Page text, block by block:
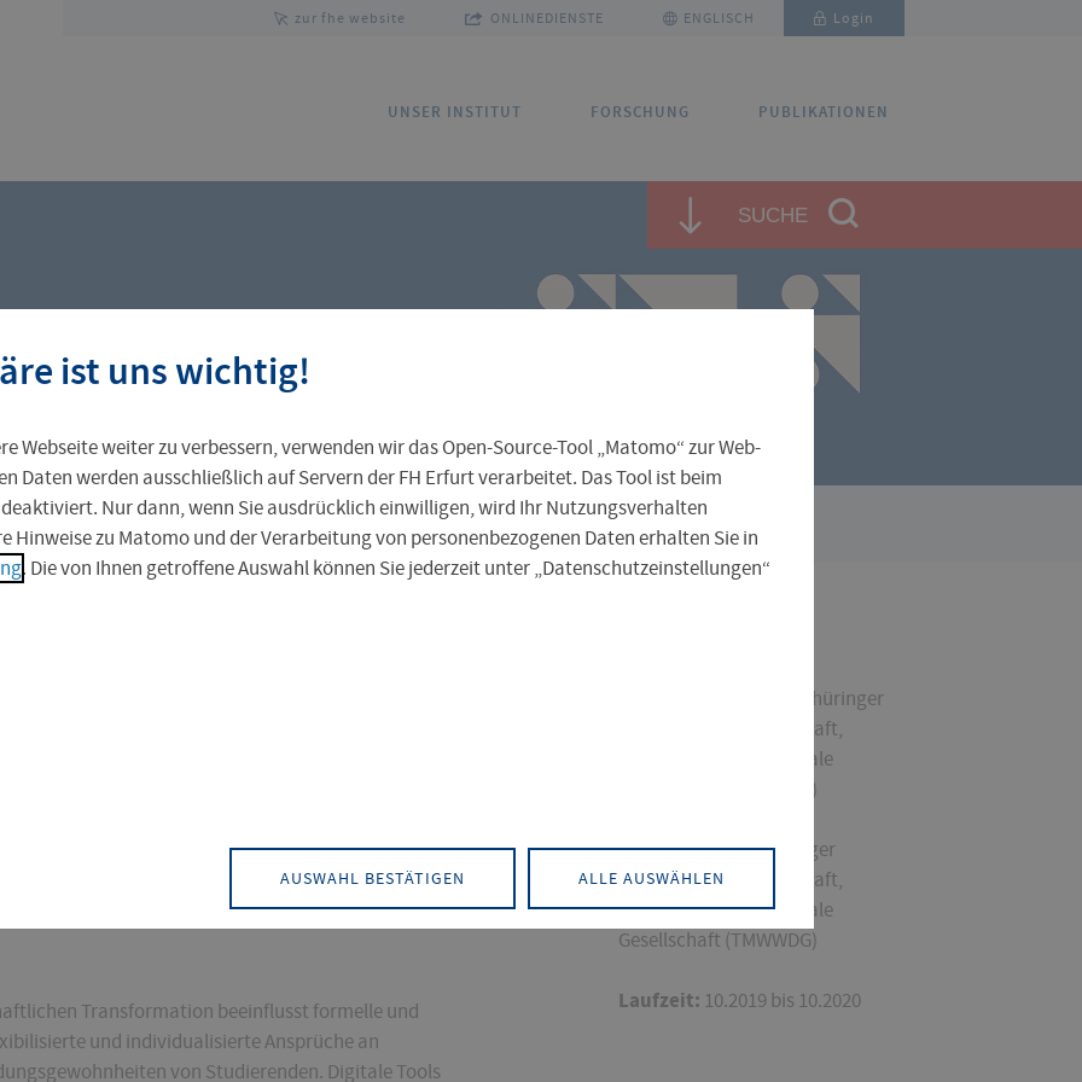
zur fhe website ONLINEDIENSTE ENGLISCH Login
UNSER INSTITUT
Veranstaltungen
Kontakt und Anfahrt
FORSCHUNG
Partner
PUBLIKATIONEN
Materialien
SUCHE
mediengestützter
Transformation beeinflusst formelle und
und individualisierte Ansprüche an
von Studierenden. Digitale Tools
Thüringer
Ministerium für Wirtschaft,
Wissenschaft und digitale
Gesellschaft (TMWWDG)
Projektträger:Thüringer
Ministerium für Wirtschaft,
Wissenschaft und digitale
Gesellschaft (TMWWDG)
Laufzeit: 10.2019 bis 10.2020
ist uns wichtig!
Webseite weiter zu verbessern, verwenden wir das Open-Source-Tool „Matomo“ zur Web-
Daten werden ausschließlich auf Servern der FH Erfurt verarbeitet. Das Tool ist beim
Nur dann, wenn Sie ausdrücklich einwilligen, wird Ihr Nutzungsverhalten
Hinweise zu Matomo und der Verarbeitung von personenbezogenen Daten erhalten Sie in
. Die von Ihnen getroffene Auswahl können Sie jederzeit unter „Datenschutzeinstellungen“
AUSWAHL BESTÄTIGEN ALLE AUSWÄHLEN